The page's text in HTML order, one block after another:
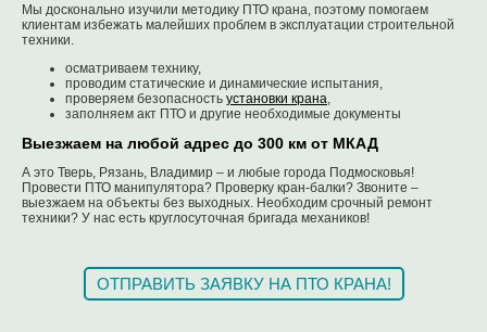
Мы досконально изучили методику ПТО крана, поэтому помогаем
клиентам избежать малейших проблем в эксплуатации строительной
техники.
осматриваем технику,
проводим статические и динамические испытания,
проверяем безопасность установки крана
заполняем акт ПТО и другие необходимые документы
Выезжаем на любой адрес до 300 км от МКАД
А это Тверь, Рязань, Владимир – и любые города Подмосковья!
Провести ПТО манипулятора? Проверку кран-балки? Звоните –
выезжаем на объекты без выходных. Необходим срочный ремонт
техники? У нас есть круглосуточная бригада механиков!
ОТПРАВИТЬ ЗАЯВКУ НА ПТО КРАНА!